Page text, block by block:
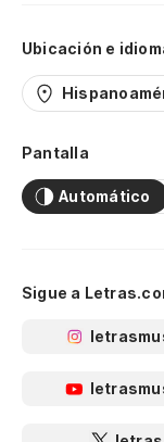
Ubicación e
Pantalla
Automático
Sigue a